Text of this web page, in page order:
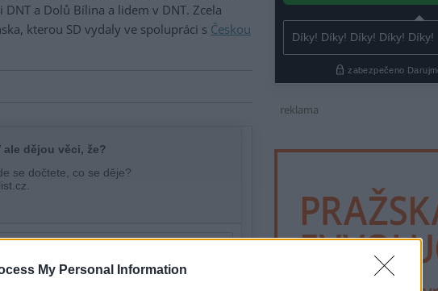
My Personal Information
a Dolů Bílina a lidem v DNT. Zcela
kterou SD vydaly ve spolupráci s Českou
reklama